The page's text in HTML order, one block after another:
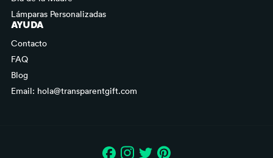
Lámparas Personalizadas
AYUDA
Contacto
FAQ
Blog
Email: hola@transparentgift.com